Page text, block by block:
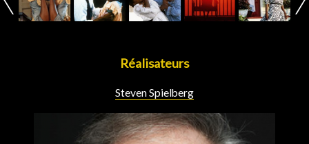
Réalisateurs
Steven Spielberg